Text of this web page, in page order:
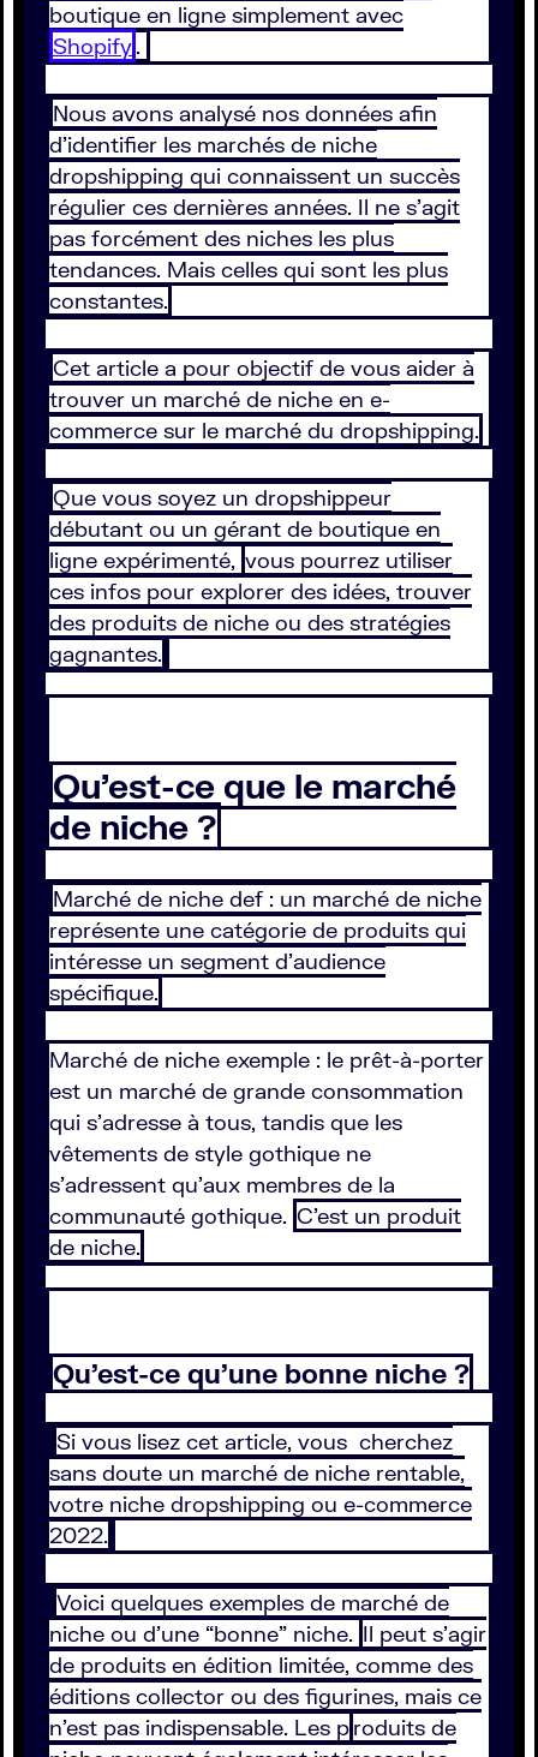
boutique en ligne simplement avec
Shopify.
Nous avons analysé nos données afin
d’identifier les marchés de niche
dropshipping qui connaissent un succès
régulier ces dernières années. Il ne s’agit
pas forcément des niches les plus
tendances. Mais celles qui sont les plus
constantes.
Cet article a pour objectif de vous aider à
trouver un marché de niche en e-
commerce sur le marché du dropshipping.
Que vous soyez un dropshippeur
débutant ou un gérant de boutique en
ligne expérimenté, vous pourrez utiliser
ces infos pour explorer des idées, trouver
des produits de niche ou des stratégies
gagnantes.
Qu'est-ce que le marché
de niche ?
Marché de niche def : un marché de niche
représente une catégorie de produits qui
intéresse un segment d’audience
spécifique.
Marché de niche exemple : le prêt-à-porter
est un marché de grande consommation
qui s’adresse à tous, tandis que les
vêtements de style gothique ne
s’adressent qu’aux membres de la
communauté gothique. C’est un produit
de niche.
Qu’est-ce qu'une bonne niche ?
Si vous lisez cet article, vous cherchez
sans doute un marché de niche rentable,
votre niche dropshipping ou e-commerce
2022.
Voici quelques exemples de marché de
niche ou d’une “bonne” niche. Il peut s’agir
de produits en édition limitée, comme des
éditions collector ou des figurines, mais ce
n’est pas indispensable. Les produits de